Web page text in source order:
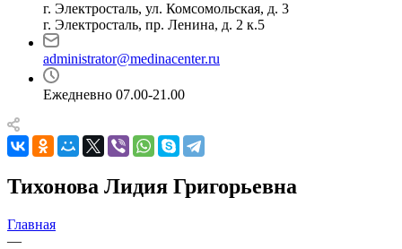
г. Электросталь, ул. Комсомольская, д. 3
г. Электросталь, пр. Ленина, д. 2 к.5
administrator@medinacenter.ru
Ежедневно 07.00-21.00
Тихонова Лидия Григорьевна
Главная
—